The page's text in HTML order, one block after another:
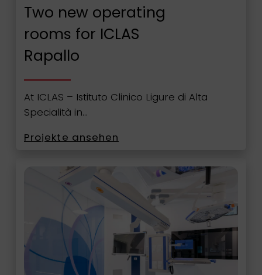
Two new operating
rooms for ICLAS
Rapallo
At ICLAS – Istituto Clinico Ligure di Alta
Specialità in…
Projekte ansehen